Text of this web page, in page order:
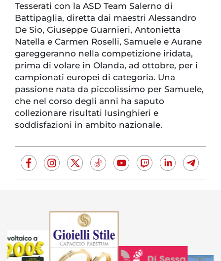
Tesserati con la ASD Team Salerno di
Battipaglia, diretta dai maestri Alessandro
De Sio, Giuseppe Guarnieri, Antonietta
Natella e Carmen Roselli, Samuele e Aurane
gareggeranno nella competizione iridata,
prima di volare in Olanda, ad ottobre, per i
campionati europei di categoria. Una
passione nata da piccolissimo per Samuele,
che nel corso degli anni ha saputo
collezionare risultati lusinghieri e
soddisfazioni in ambito nazionale.